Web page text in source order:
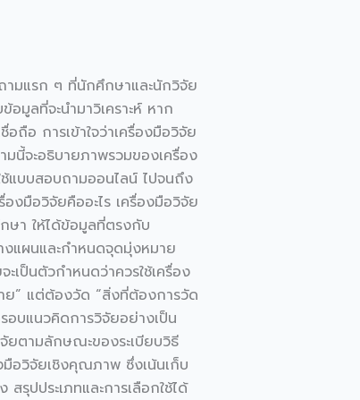
ามแรก ๆ ที่นักศึกษาและนักวิจัย
อมูลที่จะนำมาวิเคราะห์ หาก
ถือ การเข้าใจว่าเครื่องมือวิจัย
มนี้จะอธิบายภาพรวมของเครื่อง
แบบสอบถามออนไลน์ ไปจนถึง
งมือวิจัยคืออะไร เครื่องมือวิจัย
ษา ให้ได้ข้อมูลที่ตรงกับ
งแผนและกำหนดจุดมุ่งหมาย
เป็นตัวกำหนดว่าควรใช้เครื่อง
ย” แต่ต้องวัด “สิ่งที่ต้องการวัด
อบแนวคิดการวิจัยอย่างเป็น
ยตามลักษณะของระเบียบวิธี
มือวิจัยเชิงคุณภาพ ซึ่งเน้นเก็บ
ปประเภทและการเลือกใช้ได้